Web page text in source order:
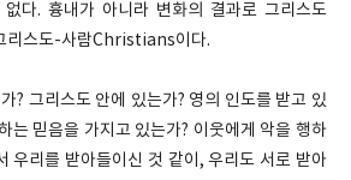
다. 흉내가 아니라 변화의 결과로 그리스도
리스도-사람Christians이다.
? 그리스도 안에 있는가? 영의 인도를 받고 있
는 믿음을 가지고 있는가? 이웃에게 악을 행하
우리를 받아들이신 것 같이, 우리도 서로 받아